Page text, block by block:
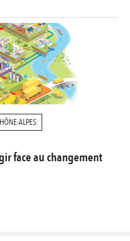
ALPES
face au changement